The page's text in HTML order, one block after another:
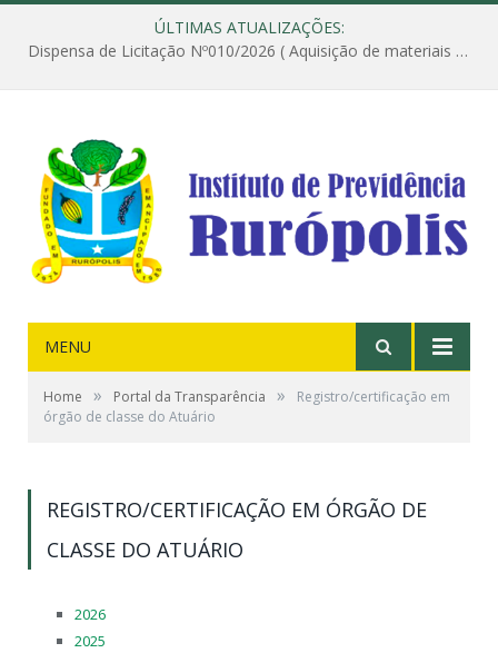
ÚLTIMAS ATUALIZAÇÕES:
Dispensa de Licitação Nº010/2026 ( Aquisição de materiais de construção destinados à execução dos serviços de instalação de janela, com a correspondente recomposição da parede, e construção de calçada nas dependências do Instituto de Previdência do Município de Rurópolis )
MENU
Home » Portal da Transparência »
Registro/certificação em
órgão de classe do Atuário
REGISTRO/CERTIFICAÇÃO EM ÓRGÃO DE
CLASSE DO ATUÁRIO
2026
2025